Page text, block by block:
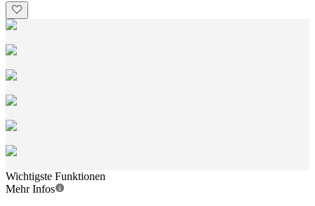
Wichtigste Funktionen
Mehr Infos